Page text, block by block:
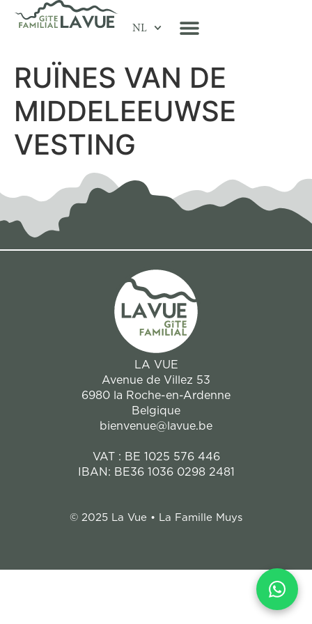
NL
RUÏNES VAN DE
MIDDELEEUWSE
VESTING
LA VUE
Avenue de Villez 53
6980 la Roche-en-Ardenne
Belgique
bienvenue@lavue.be
VAT : BE 1025 576 446
IBAN: BE36 1036 0298 2481
© 2025 La Vue • La Famille Muys
WhatsApp Widget